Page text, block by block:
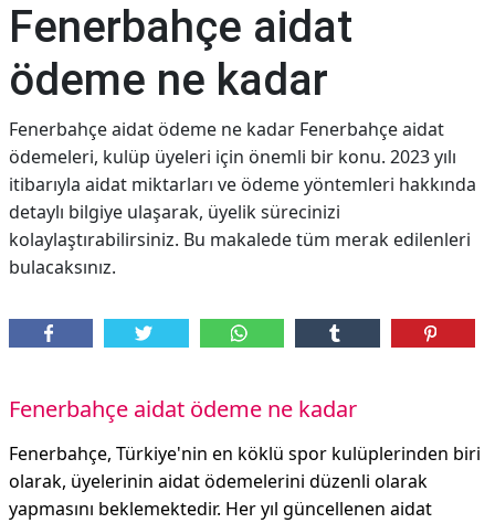
Fenerbahçe aidat
ödeme ne kadar
Fenerbahçe aidat ödeme ne kadar Fenerbahçe aidat
ödemeleri, kulüp üyeleri için önemli bir konu. 2023 yılı
itibarıyla aidat miktarları ve ödeme yöntemleri hakkında
detaylı bilgiye ulaşarak, üyelik sürecinizi
kolaylaştırabilirsiniz. Bu makalede tüm merak edilenleri
bulacaksınız.
Fenerbahçe aidat ödeme ne kadar
Fenerbahçe, Türkiye'nin en köklü spor kulüplerinden biri
olarak, üyelerinin aidat ödemelerini düzenli olarak
yapmasını beklemektedir. Her yıl güncellenen aidat